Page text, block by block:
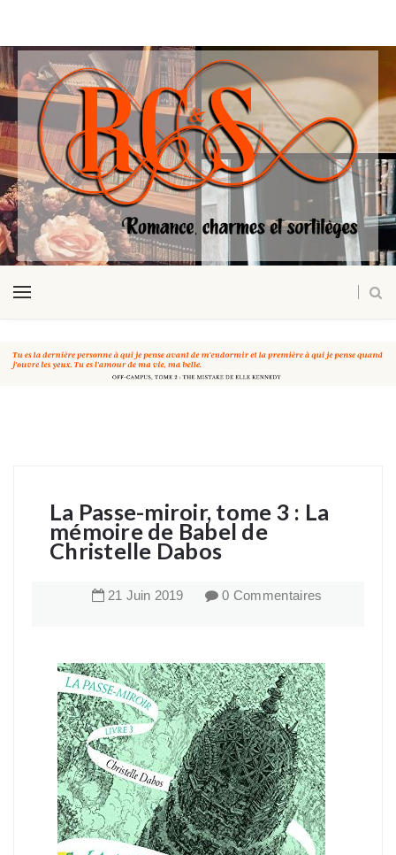
La Passe-miroir, tome 3 : La
mémoire de Babel de
Christelle Dabos
21 Juin 2019 0 Commentaires